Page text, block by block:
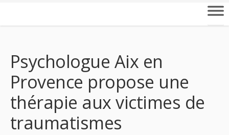
Psychologue Aix en
Provence propose une
thérapie aux victimes de
traumatismes